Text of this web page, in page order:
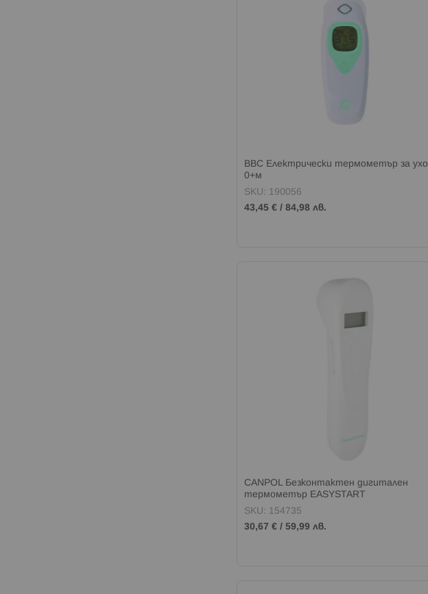
BBC Електрически термометър за ухо
0+м
SKU: 190056
43,45 € / 84,98 лв.
CANPOL Безконтактен дигитален
термометър EASYSTART
SKU: 154735
30,67 € / 59,99 лв.